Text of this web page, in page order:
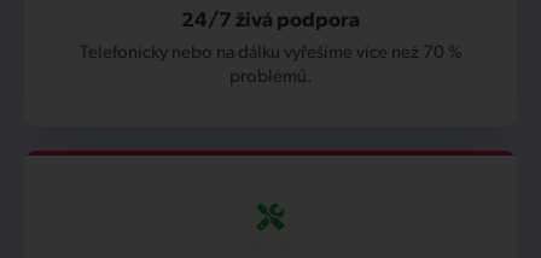
24/7 živá podpora
Telefonicky nebo na dálku vyřešíme více než 70 %
problémů.